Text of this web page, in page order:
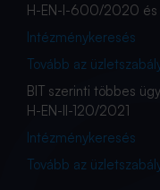
H-EN-I-600/2020
Intézménykeresés
Tovább az
BIT szerinti többes
H-EN-II-120/2021
Intézménykeresés
Tovább az